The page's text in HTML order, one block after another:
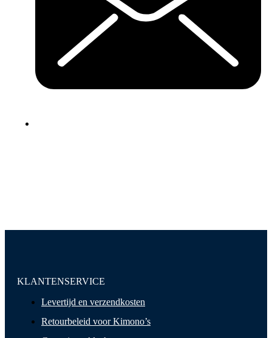
KLANTENSERVICE
Levertijd en verzendkosten
Retourbeleid voor Kimono’s